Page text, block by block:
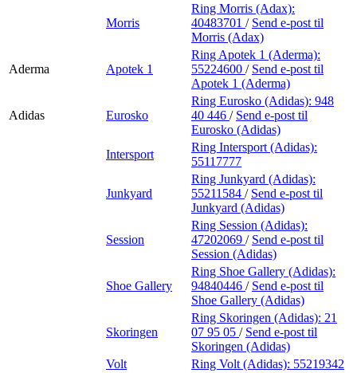
Morris
Ring Morris (Adax):
40483701 / Send e-post til
Morris (Adax)
Aderma Apotek 1
Ring Apotek 1 (Aderma):
55224600 / Send e-post til
Apotek 1 (Aderma)
Adidas Eurosko
Ring Eurosko (Adidas): 948
40 446 / Send e-post til
Eurosko (Adidas)
Intersport
Ring Intersport (Adidas):
55117777
Junkyard
Ring Junkyard (Adidas):
55211584 / Send e-post til
Junkyard (Adidas)
Session
Ring Session (Adidas):
47202069 / Send e-post til
Session (Adidas)
Shoe Gallery
Ring Shoe Gallery (Adidas):
94840446 / Send e-post til
Shoe Gallery (Adidas)
Skoringen
Ring Skoringen (Adidas): 21
07 95 05 / Send e-post til
Skoringen (Adidas)
Volt
Ring Volt (Adidas): 55219342